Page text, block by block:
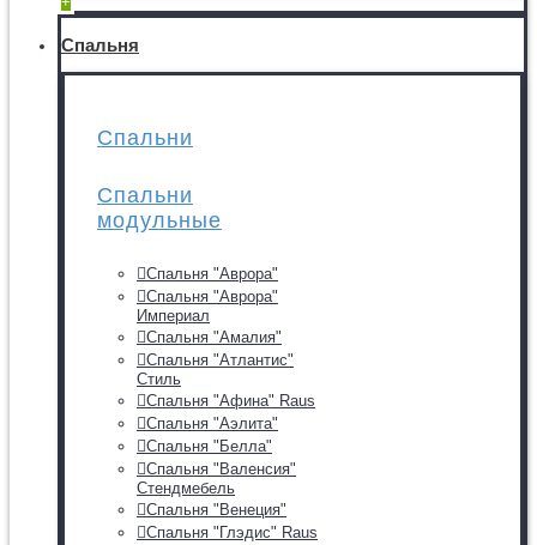
Спальня
Спальни
Спальни
модульные
Спальня "Аврора"
Спальня "Аврора"
Империал
Спальня "Амалия"
Спальня "Атлантис"
Стиль
Спальня "Афина" Raus
Спальня "Аэлита"
Спальня "Белла"
Спальня "Валенсия"
Стендмебель
Спальня "Венеция"
Спальня "Глэдис" Raus